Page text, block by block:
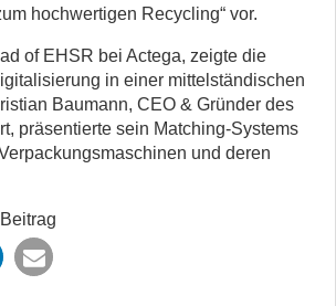
hochwertigen Recycling“ vor.
of EHSR bei Actega, zeigte die
in einer mittelständischen
Baumann, CEO & Gründer des
präsentierte sein Matching-Systems
und deren